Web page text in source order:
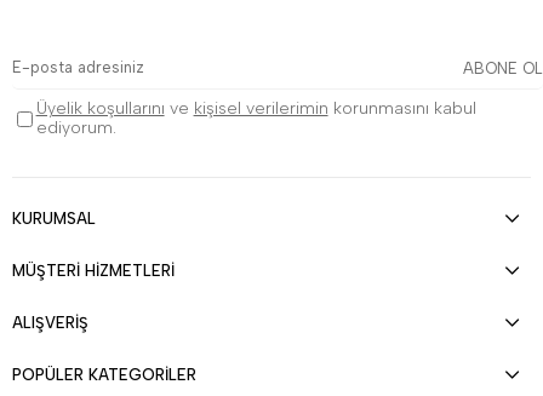
ABONE OL
Üyelik koşullarını ve kişisel verilerimin korunmasını kabul
ediyorum.
KURUMSAL
MÜŞTERİ HİZMETLERİ
ALIŞVERİŞ
POPÜLER KATEGORİLER